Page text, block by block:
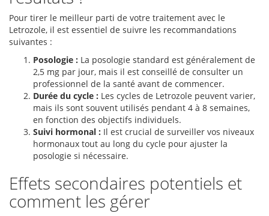
Pour tirer le meilleur parti de votre traitement avec le
Letrozole, il est essentiel de suivre les recommandations
suivantes :
Posologie : La posologie standard est généralement de
2,5 mg par jour, mais il est conseillé de consulter un
professionnel de la santé avant de commencer.
Durée du cycle : Les cycles de Letrozole peuvent varier,
mais ils sont souvent utilisés pendant 4 à 8 semaines,
en fonction des objectifs individuels.
Suivi hormonal : Il est crucial de surveiller vos niveaux
hormonaux tout au long du cycle pour ajuster la
posologie si nécessaire.
Effets secondaires potentiels et
comment les gérer